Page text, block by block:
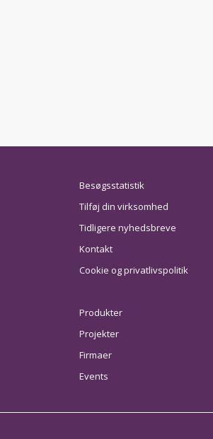
Besøgsstatistik
Tilføj din virksomhed
Tidligere nyhedsbreve
Kontakt
Cookie og privatlivspolitik
Produkter
Projekter
Firmaer
Events